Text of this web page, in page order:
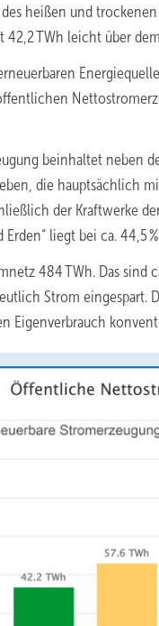
des heißen und
42,2 TWh leicht über
beinhaltet neben
die hauptsächlich
der Kraftwerke
liegt bei ca. 44,5
484 TWh. Das
Strom eingespart.
Eigenverbrauch